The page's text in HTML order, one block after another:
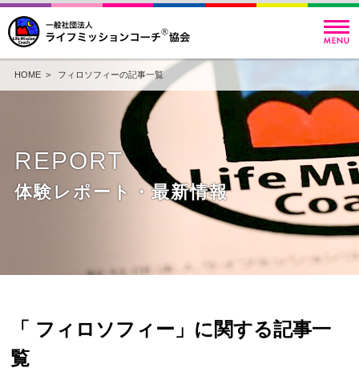
HOME> フィロソフィーの記事一覧
REPORT
体験レポート・最新情報
「 フィロソフィー」に関する記事一
覧